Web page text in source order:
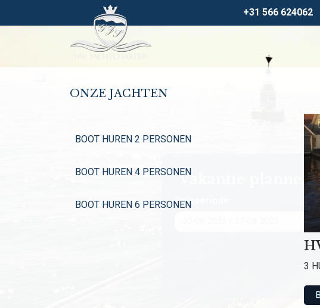
+31 566 624062
Vakantie planner
Reisperiode
ONZE JACHTEN
BOOT HUREN 2 PERSONEN
BOOT HUREN 4 PERSONEN
BOOT HUREN 6 PERSONEN
3